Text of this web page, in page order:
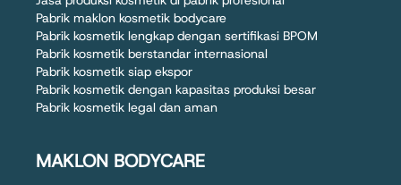
Pabrik maklon kosmetik bodycare
Pabrik kosmetik lengkap dengan sertifikasi BPOM
Pabrik kosmetik berstandar internasional
Pabrik kosmetik siap ekspor
Pabrik kosmetik dengan kapasitas produksi besar
Pabrik kosmetik legal dan aman
MAKLON BODYCARE